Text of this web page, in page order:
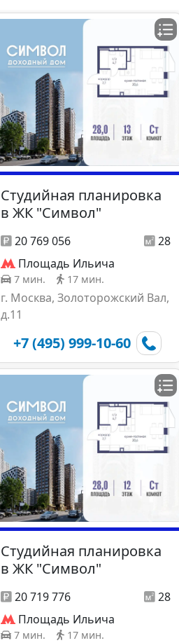
Студийная планировка
в ЖК "Символ"
20 769 056
28
Площадь Ильича
7 мин. 17 мин.
г. Москва, Золоторожский Вал,
д.11
+7 (495) 999-10-60
Студийная планировка
в ЖК "Символ"
20 719 776
28
Площадь Ильича
7 мин. 17 мин.